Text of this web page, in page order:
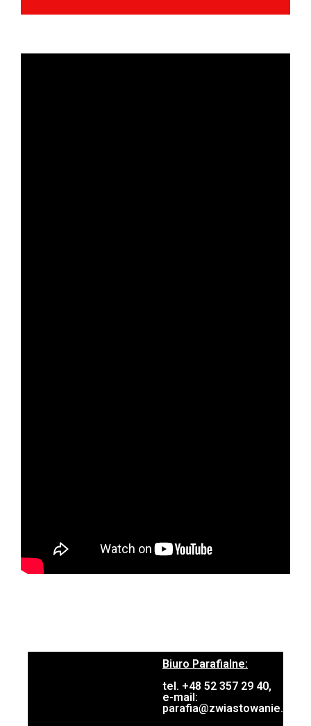
Biuro Parafialne:
tel. +48 52 357 29 40,
e-mail:
parafia@zwiastowanie.pl